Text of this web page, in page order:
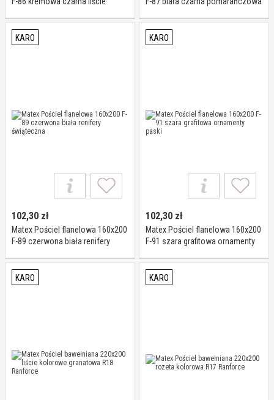
KARO
102,30 zł
Matex Pościel flanelowa 160x200
F-89 czerwona biała renifery
KARO
102,30 zł
Matex Pościel flanelowa 160x200
F-91 szara grafitowa ornamenty
KARO KARO